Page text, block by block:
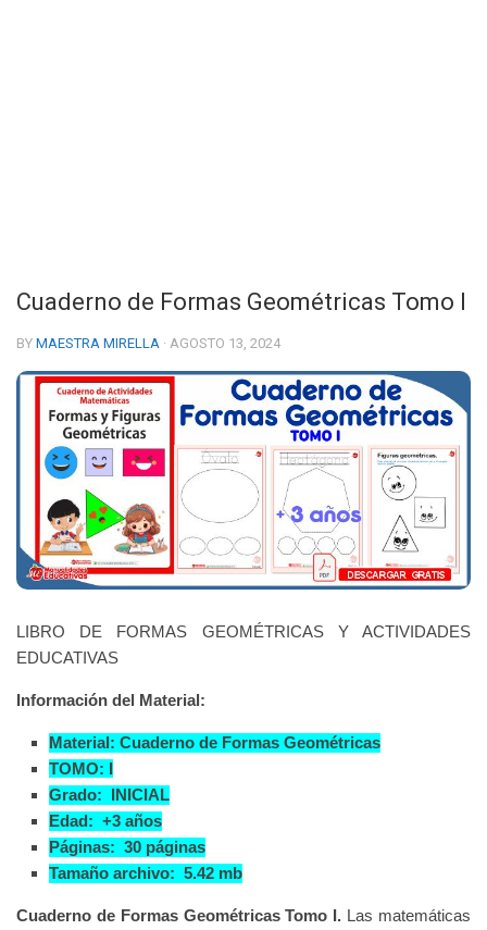
Cuaderno de Formas Geométricas Tomo I
BY MAESTRA MIRELLA · AGOSTO 13, 2024
LIBRO DE FORMAS GEOMÉTRICAS Y ACTIVIDADES
EDUCATIVAS
Información del Material:
Material: Cuaderno de Formas Geométricas
TOMO: I
Grado: INICIAL
Edad: +3 años
Páginas: 30 páginas
Tamaño archivo: 5.42 mb
Cuaderno de Formas Geométricas Tomo I. Las matemáticas